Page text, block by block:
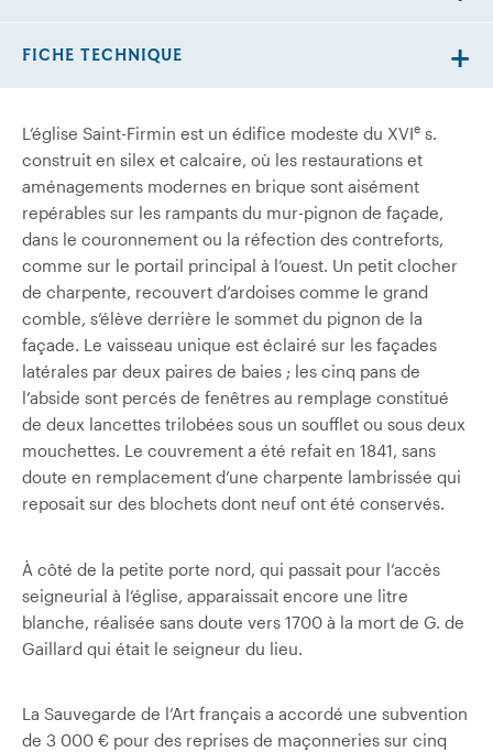
L’église Saint-Firmin est un édifice modeste du XVIe s.
construit en silex et calcaire, où les restaurations et
aménagements modernes en brique sont aisément
repérables sur les rampants du mur-pignon de façade,
dans le couronnement ou la réfection des contreforts,
comme sur le portail principal à l’ouest. Un petit clocher
de charpente, recouvert d’ardoises comme le grand
comble, s’élève derrière le sommet du pignon de la
façade. Le vaisseau unique est éclairé sur les façades
latérales par deux paires de baies ; les cinq pans de
l’abside sont percés de fenêtres au remplage constitué
de deux lancettes trilobées sous un soufflet ou sous deux
mouchettes. Le couvrement a été refait en 1841, sans
doute en remplacement d’une charpente lambrissée qui
reposait sur des blochets dont neuf ont été conservés.
À côté de la petite porte nord, qui passait pour l’accès
seigneurial à l’église, apparaissait encore une litre
blanche, réalisée sans doute vers 1700 à la mort de G. de
Gaillard qui était le seigneur du lieu.
La Sauvegarde de l’Art français a accordé une subvention
de 3 000 € pour des reprises de maçonneries sur cinq
FICHE TECHNIQUE